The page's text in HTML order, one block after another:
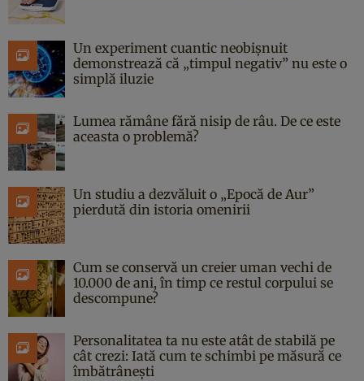
Un experiment cuantic neobișnuit
demonstrează că „timpul negativ” nu este o
simplă iluzie
Lumea rămâne fără nisip de râu. De ce este
aceasta o problemă?
Un studiu a dezvăluit o „Epocă de Aur”
pierdută din istoria omenirii
Cum se conservă un creier uman vechi de
10.000 de ani, în timp ce restul corpului se
descompune?
Personalitatea ta nu este atât de stabilă pe
cât crezi: Iată cum te schimbi pe măsură ce
îmbătrânești